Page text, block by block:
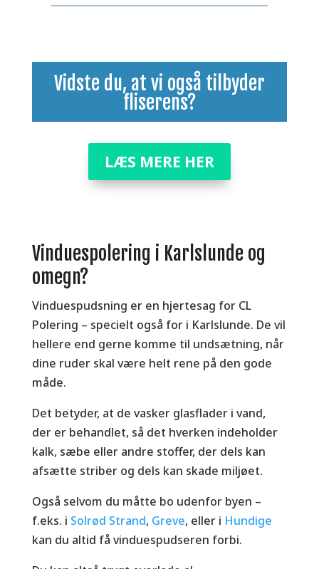
Vidste du, at vi også tilbyder
fliserens?
LÆS MERE HER
Vinduespolering i Karlslunde og
omegn?
Vinduespudsning er en hjertesag for CL
Polering – specielt også for i Karlslunde. De vil
hellere end gerne komme til undsætning, når
dine ruder skal være helt rene på den gode
måde.
Det betyder, at de vasker glasflader i vand,
der er behandlet, så det hverken indeholder
kalk, sæbe eller andre stoffer, der dels kan
afsætte striber og dels kan skade miljøet.
Også selvom du måtte bo udenfor byen –
f.eks. i Solrød Strand, Greve, eller i Hundige
kan du altid få vinduespudseren forbi.